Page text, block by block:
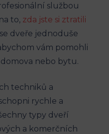
službou
to, zda jste si ztratili
dveře jednoduše
vám pomohli
nebo bytu.
techniků a
rychle a
typy dveří
a komerčních